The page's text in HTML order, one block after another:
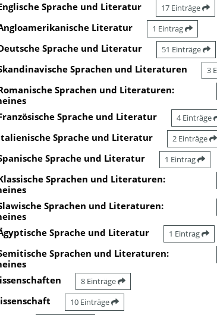
Sprache und Literatur 17 Einträge
Literatur 1 Eintrag
Sprache und Literatur 51 Einträge
Sprachen und Literaturen 3
Sprachen und Literaturen:
Sprache und Literatur 4 Einträge
Sprache und Literatur 2 Einträge
Sprache und Literatur 1 Eintrag
Sprachen und Literaturen:
Sprachen und Literaturen:
Sprache und Literatur 1 Eintrag
Sprachen und Literaturen:
8 Einträge
10 Einträge